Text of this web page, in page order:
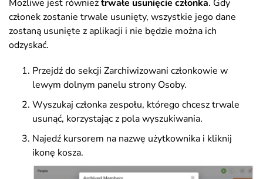
Możliwe jest równieżtrwałe usunięcie członka. Gdy
członek zostanie trwale usunięty, wszystkie jego dane
zostaną usunięte z aplikacji i nie będzie można ich
odzyskać.
Przejdź do sekcji Zarchiwizowani członkowie w
lewym dolnym panelu strony Osoby.
Wyszukaj członka zespołu, którego chcesz trwale
usunąć, korzystając z pola wyszukiwania.
Najedź kursorem na nazwę użytkownika i kliknij
ikonę kosza.